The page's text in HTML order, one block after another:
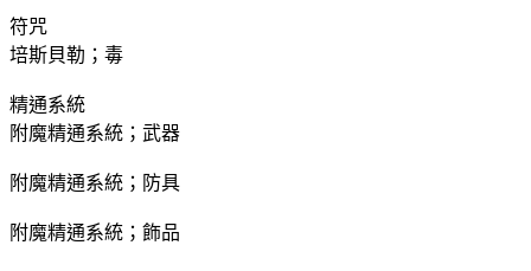
符咒
培斯貝勒；毒
精通系統
附魔精通系統；武器
附魔精通系統；防具
附魔精通系統；飾品